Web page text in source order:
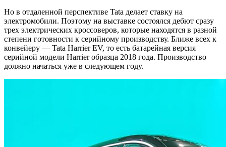
Но в отдаленной перспективе Tata делает ставку на
электромобили. Поэтому на выставке состоялся дебют сразу
трех электрических кроссоверов, которые находятся в разной
степени готовности к серийному производству. Ближе всех к
конвейеру — Tata Harrier EV, то есть батарейная версия
серийной модели Harrier образца 2018 года. Производство
должно начаться уже в следующем году.